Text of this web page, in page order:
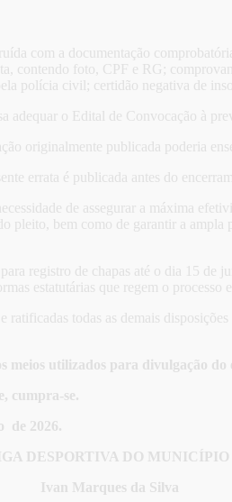
com a documentação
contendo foto, CPF e RG;
polícia civil; certidão negativa de
adequar o Edital de Convocação à
originalmente publicada poderia
errata é publicada antes do
de assegurar a máxima
pleito, bem como de garantir a
registro de chapas até o dia 15 de
estatutárias que regem o processo
e ratificadas todas as demais
meios utilizados para divulgação
cumpra-se.
de 2026.
DESPORTIVA DO
da Silva